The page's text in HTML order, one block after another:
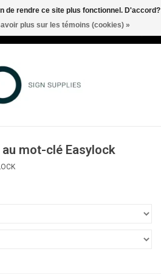
mot-clé Easylock
de rendre ce site plus fonctionnel. D'accord?
plus sur les témoins (cookies) »